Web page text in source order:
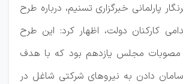
پارلمانی خبرگزاری تسنیم، درباره طرح
کارکنان دولت، اظهار کرد: این طرح
مصوبات مجلس یازدهم بود که با هدف
دادن به نیروهای شرکتی شاغل در